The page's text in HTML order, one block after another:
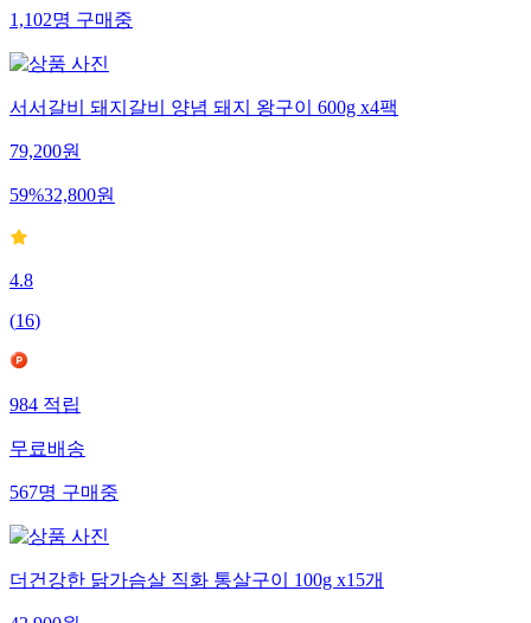
1,102명구매중
서서갈비 돼지갈비 양념 돼지 왕구이 600g x4팩
79,200원
59%32,800원
4.8
(16)
984적립
무료배송
567명구매중
더건강한 닭가슴살 직화 통살구이 100g x15개